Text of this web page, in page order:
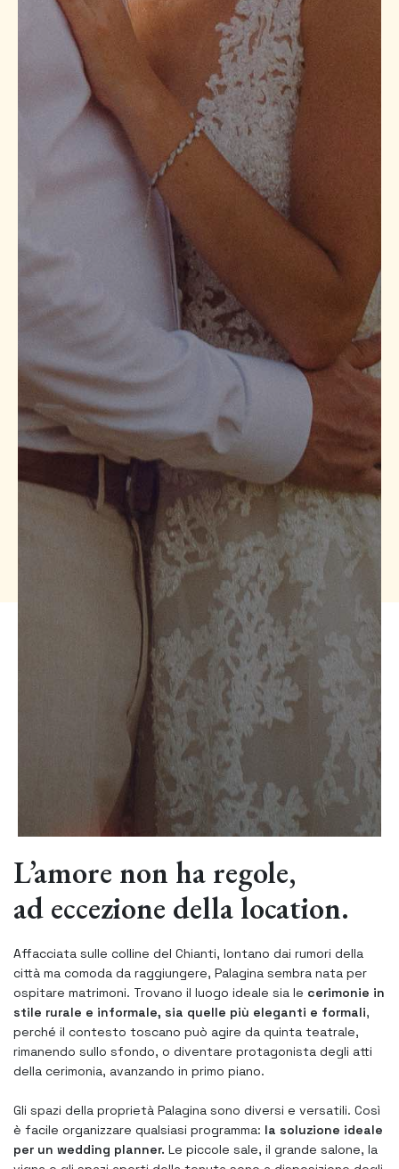
L’amore non ha regole,
ad eccezione della location.
Affacciata sulle colline del Chianti, lontano dai rumori della
città ma comoda da raggiungere, Palagina sembra nata per
ospitare matrimoni. Trovano il luogo ideale sia le cerimonie in
stile rurale e informale, sia quelle più eleganti e formali,
perché il contesto toscano può agire da quinta teatrale,
rimanendo sullo sfondo, o diventare protagonista degli atti
della cerimonia, avanzando in primo piano.
Gli spazi della proprietà Palagina sono diversi e versatili. Così
è facile organizzare qualsiasi programma: la soluzione ideale
per un wedding planner. Le piccole sale, il grande salone, la